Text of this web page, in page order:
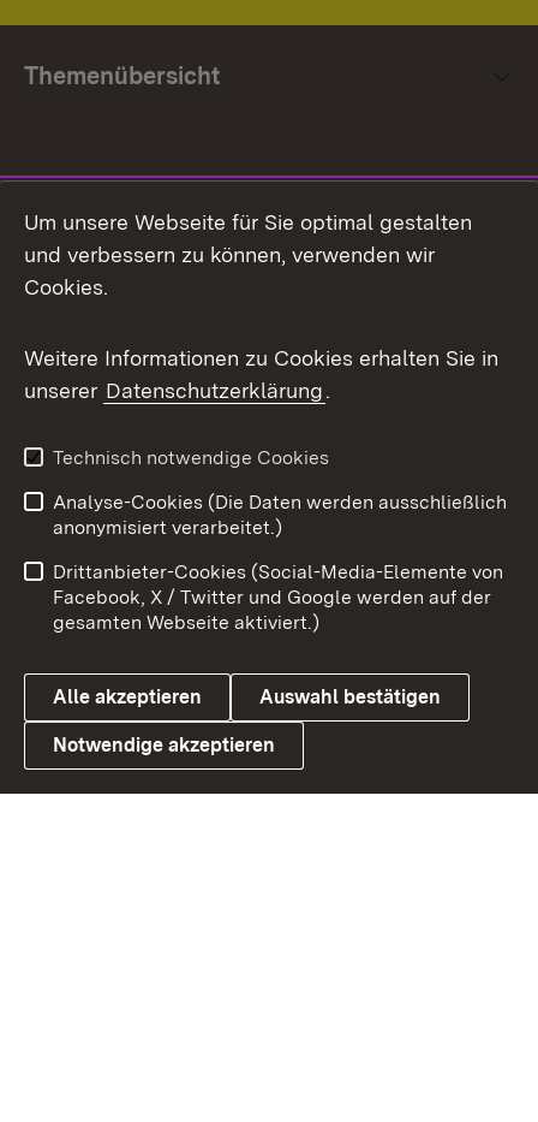
Themenübersicht
Facebook
X / Twitter
Youtube
Link zum Landesportal
Impressum
Kontakt
Barrierefreiheit
Datenschutz
Cookies
Um unsere Webseite für Sie optimal gestalten
und verbessern zu können, verwenden wir
Cookies.
Weitere Informationen zu Cookies erhalten Sie in
unserer Datenschutzerklärung.
Technisch notwendige Cookies
Analyse-Cookies (Die Daten werden ausschließlich
anonymisiert verarbeitet.)
Drittanbieter-Cookies (Social-Media-Elemente von
Facebook, X / Twitter und Google werden auf der
gesamten Webseite aktiviert.)
Alle akzeptieren Auswahl bestätigen
Notwendige akzeptieren